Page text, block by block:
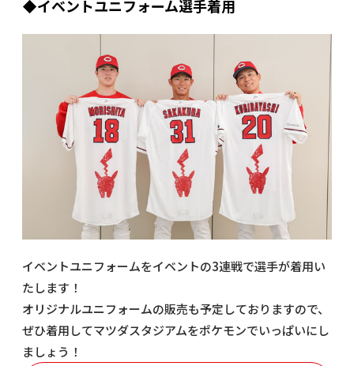
◆イベントユニフォーム選手着用
イベントユニフォームをイベントの3連戦で選手が着用い
たします！
オリジナルユニフォームの販売も予定しておりますので、
ぜひ着用してマツダスタジアムをポケモンでいっぱいにし
ましょう！